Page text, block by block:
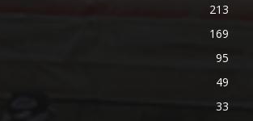
213
169
95
49
33